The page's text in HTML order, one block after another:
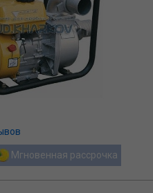
Мгновенная рассрочка